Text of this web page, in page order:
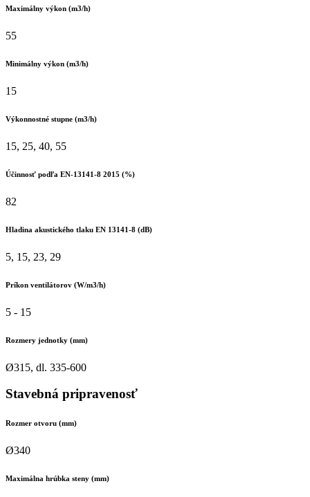
Maximálny výkon (m3/h)
55
Minimálny výkon (m3/h)
15
Výkonnostné stupne (m3/h)
15, 25, 40, 55
Účinnosť podľa EN-13141-8 2015 (%)
82
Hladina akustického tlaku EN 13141-8 (dB)
5, 15, 23, 29
Príkon ventilátorov (W/m3/h)
5 - 15
Rozmery jednotky (mm)
Ø315, dl. 335-600
Stavebná pripravenosť
Rozmer otvoru (mm)
Ø340
Maximálna hrúbka steny (mm)